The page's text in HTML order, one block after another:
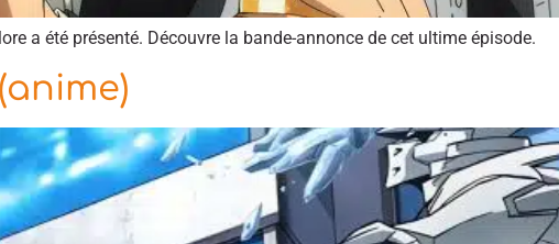
a été présenté. Découvre la bande-annonce de cet ultime épisode.